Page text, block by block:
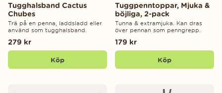
Tugghalsband Cactus
Chubes
Trä på en penna, laddsladd eller
använd som tugghalsband.
279 kr
Köp
Tuggpenntoppar, Mjuka &
böjliga, 2-pack
Tunna & extramjuka. Kan dras
över pennan som penngrepp.
179 kr
Köp